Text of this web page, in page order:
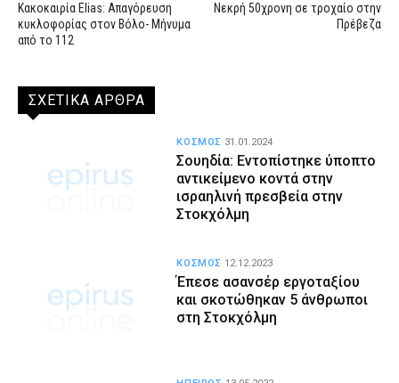
Κακοκαιρία Elias: Απαγόρευση
κυκλοφορίας στον Βόλο- Μήνυμα
από το 112
Νεκρή 50χρονη σε τροχαίο στην
Πρέβεζα
ΣΧΕΤΙΚΑ ΑΡΘΡΑ
Σουηδία: Εντοπίστηκε ύποπτο
αντικείμενο κοντά στην
ισραηλινή πρεσβεία στην
Στοκχόλμη
ΚΟΣΜΟΣ 31.01.2024
Έπεσε ασανσέρ εργοταξίου
και σκοτώθηκαν 5 άνθρωποι
στη Στοκχόλμη
ΚΟΣΜΟΣ 12.12.2023